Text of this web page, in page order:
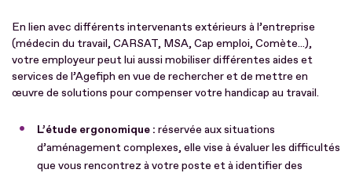
En lien avec différents intervenants extérieurs à l’entreprise
(médecin du travail, CARSAT, MSA, Cap emploi, Comète...),
votre employeur peut lui aussi mobiliser différentes aides et
services de l’Agefiph en vue de rechercher et de mettre en
œuvre de solutions pour compenser votre handicap au travail.
L’étude ergonomique : réservée aux situations
d’aménagement complexes, elle vise à évaluer les difficultés
que vous rencontrez à votre poste et à identifier des